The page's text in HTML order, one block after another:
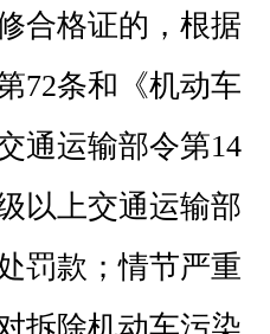
合格证的，根据
72条和《机动车
通运输部令第14
以上交通运输部
罚款；情节严重